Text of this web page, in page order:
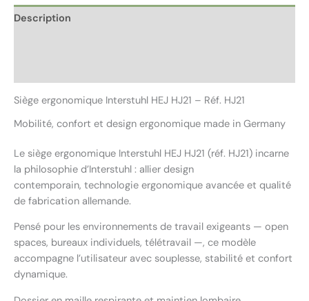
Description
Siège ergonomique Interstuhl HEJ HJ21 – Réf. HJ21
Mobilité, confort et design ergonomique made in Germany
Le siège ergonomique Interstuhl HEJ HJ21 (réf. HJ21) incarne
la philosophie d’Interstuhl : allier design
contemporain, technologie ergonomique avancée et qualité
de fabrication allemande.
Pensé pour les environnements de travail exigeants — open
spaces, bureaux individuels, télétravail —, ce modèle
accompagne l’utilisateur avec souplesse, stabilité et confort
dynamique.